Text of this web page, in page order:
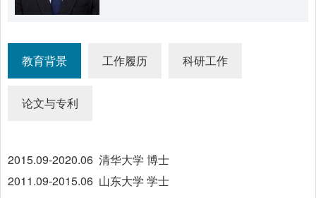
教育背景 工作履历 科研工作
论文与专利
2015.09-2020.06 清华大学 博士
2011.09-2015.06 山东大学 学士